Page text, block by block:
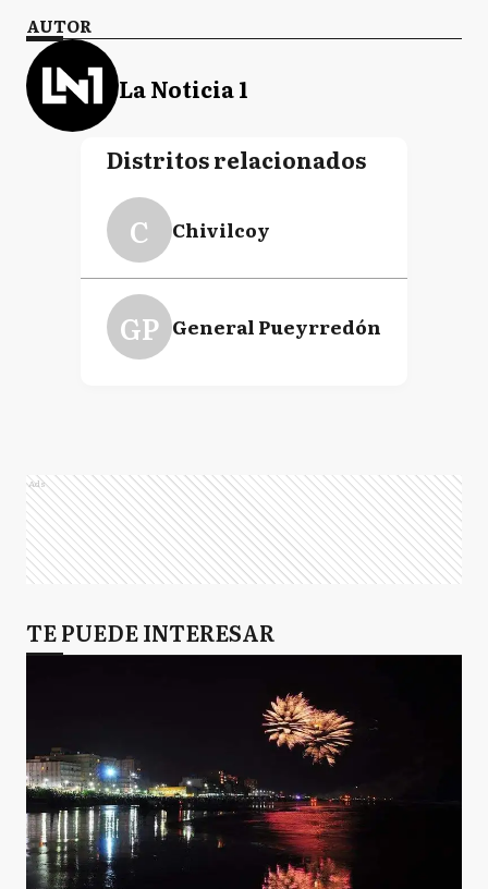
AUTOR
La Noticia 1
Distritos relacionados
C Chivilcoy
GP General Pueyrredón
Ads
TE PUEDE INTERESAR